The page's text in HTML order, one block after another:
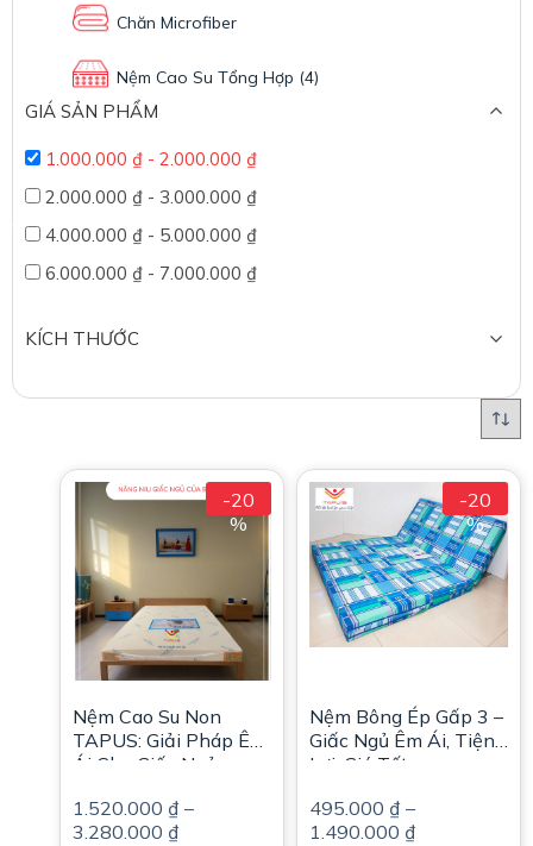
Chăn Microfiber
Nệm Cao Su Tổng Hợp (4)
GIÁ SẢN PHẨM
1.000.000 ₫ - 2.000.000 ₫
2.000.000 ₫ - 3.000.000 ₫
4.000.000 ₫ - 5.000.000 ₫
6.000.000 ₫ - 7.000.000 ₫
KÍCH THƯỚC
-20
%
Nệm Cao Su Non
TAPUS: Giải Pháp Êm
Ái Cho Giấc Ngủ
1.520.000 ₫ –
3.280.000 ₫
-20
%
Nệm Bông Ép Gấp 3 –
Giấc Ngủ Êm Ái, Tiện
Lợi, Giá Tốt
495.000 ₫ –
1.490.000 ₫